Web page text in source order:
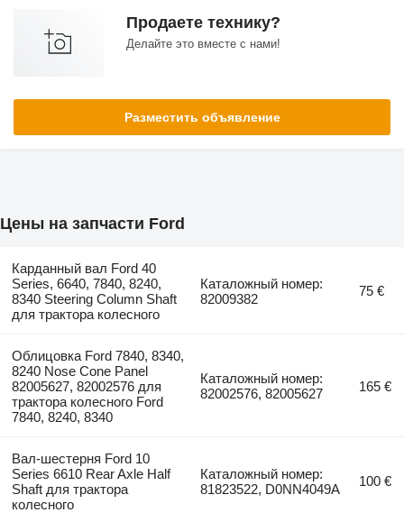
Продаете технику?
Делайте это вместе с нами!
Разместить объявление
Цены на запчасти Ford
Карданный вал Ford 40
Series, 6640, 7840, 8240,
8340 Steering Column Shaft
для трактора колесного
Каталожный номер:
82009382
75 €
Облицовка Ford 7840, 8340,
8240 Nose Cone Panel
82005627, 82002576 для
трактора колесного Ford
7840, 8240, 8340
Каталожный номер:
82002576, 82005627
165 €
Вал-шестерня Ford 10
Series 6610 Rear Axle Half
Shaft для трактора
колесного
Каталожный номер:
81823522, D0NN4049A
100 €